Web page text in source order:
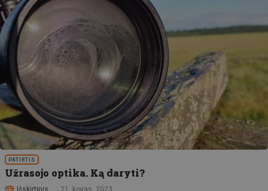
PATIRTIS
Užrasojo optika. Ką daryti?